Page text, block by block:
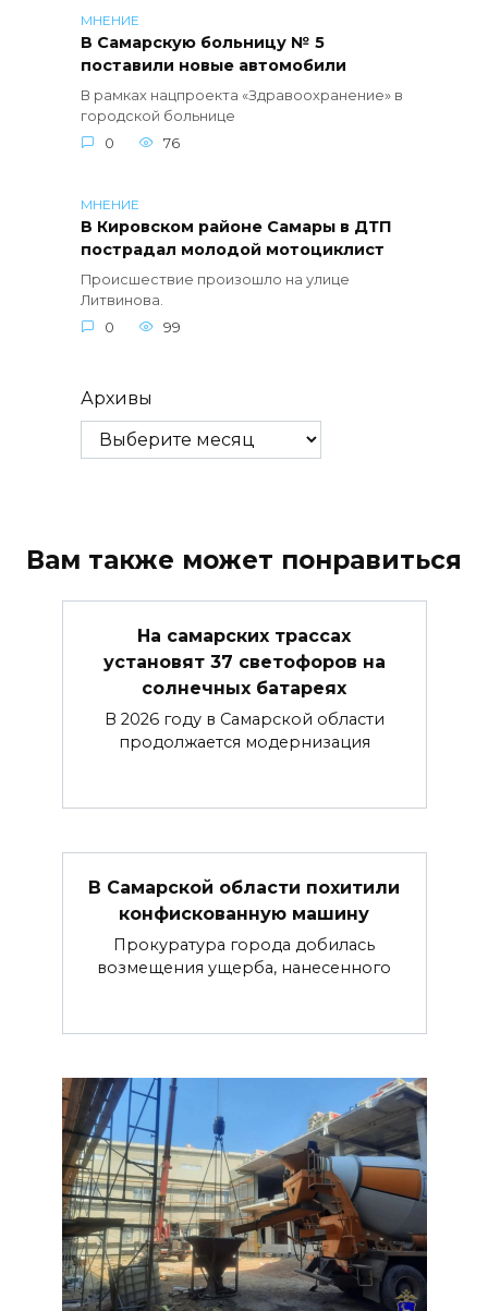
МНЕНИЕ
В Самарскую больницу № 5
поставили новые автомобили
В рамках нацпроекта «Здравоохранение» в
городской больнице
0
76
МНЕНИЕ
В Кировском районе Самары в ДТП
пострадал молодой мотоциклист
Происшествие произошло на улице
Литвинова.
0
99
Архивы
Вам также может понравиться
На самарских трассах
установят 37 светофоров на
солнечных батареях
В 2026 году в Самарской области
продолжается модернизация
В Самарской области похитили
конфискованную машину
Прокуратура города добилась
возмещения ущерба, нанесенного